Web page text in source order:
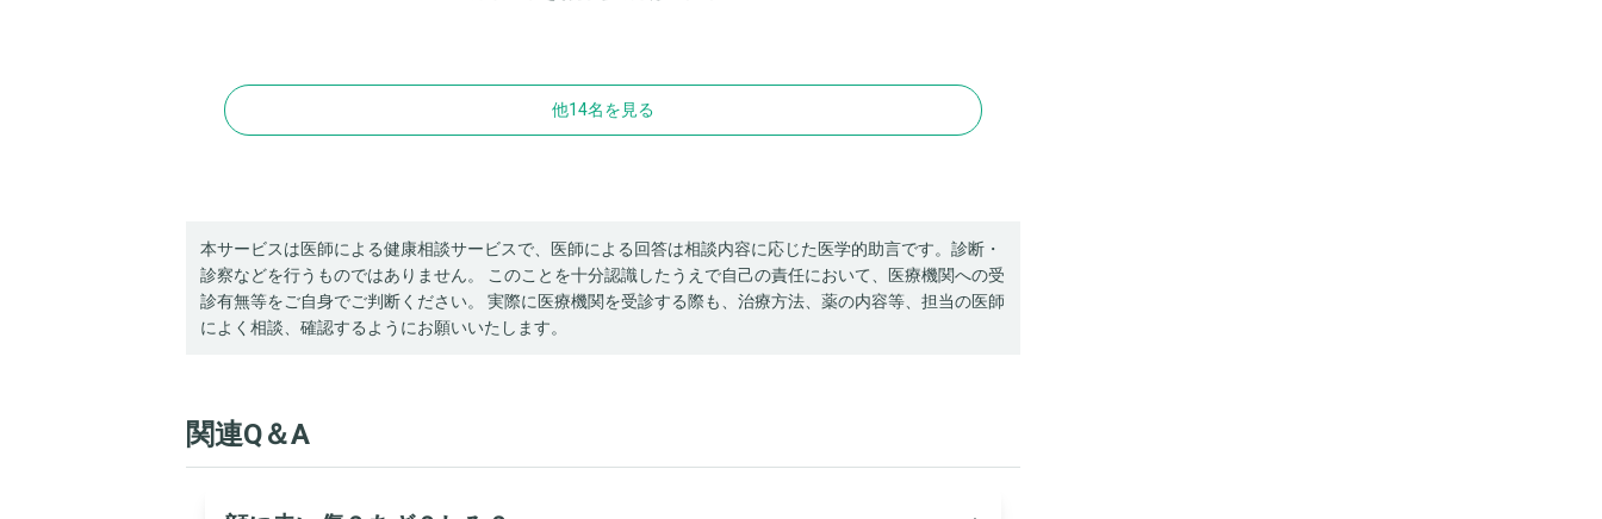
他14名を見る
本サービスは医師による健康相談サービスで、医師による回答は相談内容に応じた医学的助言です。診断・
診察などを行うものではありません。 このことを十分認識したうえで自己の責任において、医療機関への受
診有無等をご自身でご判断ください。 実際に医療機関を受診する際も、治療方法、薬の内容等、担当の医師
によく相談、確認するようにお願いいたします。
関連Q＆A